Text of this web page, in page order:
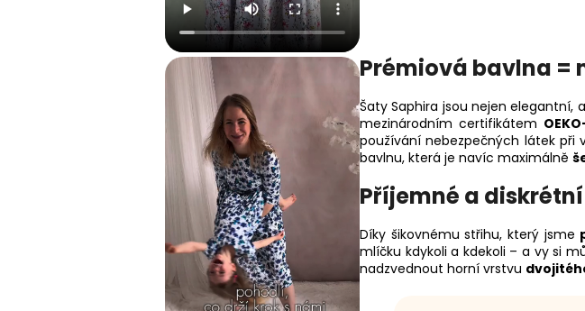
Prémiová bavlna
Šaty Saphira jsou nejen elegantní,
mezinárodním certifikátem
používání nebezpečných látek při
bavlnu, která je navíc maximálně
Příjemné a
Díky šikovnému střihu, který jsme
mlíčku kdykoli a kdekoli – a vy si
nadzvednout horní vrstvu